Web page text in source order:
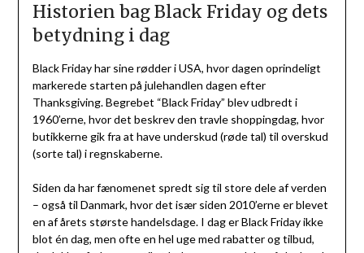
Historien bag Black Friday og dets
betydning i dag
Black Friday har sine rødder i USA, hvor dagen oprindeligt
markerede starten på julehandlen dagen efter
Thanksgiving. Begrebet “Black Friday” blev udbredt i
1960’erne, hvor det beskrev den travle shoppingdag, hvor
butikkerne gik fra at have underskud (røde tal) til overskud
(sorte tal) i regnskaberne.
Siden da har fænomenet spredt sig til store dele af verden
– også til Danmark, hvor det især siden 2010’erne er blevet
en af årets største handelsdage. I dag er Black Friday ikke
blot én dag, men ofte en hel uge med rabatter og tilbud,